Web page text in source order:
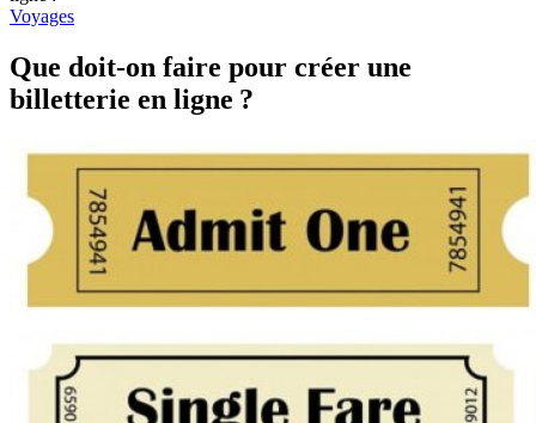
Voyages
Que doit-on faire pour créer une
billetterie en ligne ?